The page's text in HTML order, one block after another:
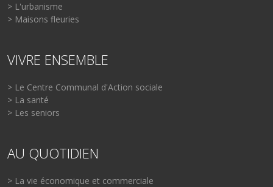
> L'urbanisme
> Maisons fleuries
VIVRE ENSEMBLE
> Le Centre Communal d'Action sociale
> La santé
> Les seniors
AU QUOTIDIEN
> La vie économique et commerciale